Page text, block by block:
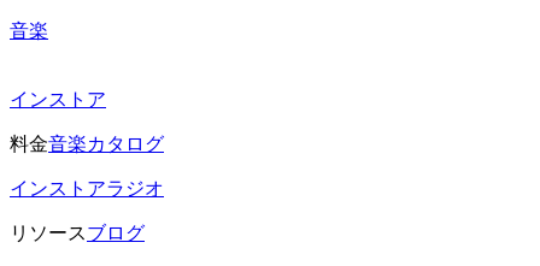
音楽
インストア
料金音楽カタログ
インストアラジオ
リソースブログ